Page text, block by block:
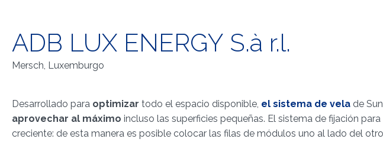
ADB LUX ENERGY S.à r.l.
Mersch, Luxemburgo
Desarrollado para optimizar todo el espacio disponible, el sistema de vela de
aprovechar al máximo incluso las superficies pequeñas. El sistema de fijación
creciente: de esta manera es posible colocar las filas de módulos uno al lado del